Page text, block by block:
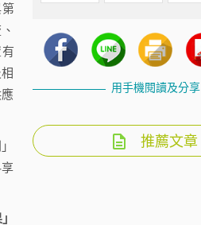
用手機閱讀及分享
推薦文章